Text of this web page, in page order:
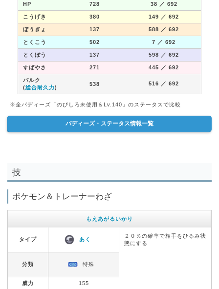
HP 728 38 ／ 692
こうげき 380 149 ／ 692
ぼうぎょ 137 588 ／ 692
とくこう 502 7 ／ 692
とくぼう 137 598 ／ 692
すばやさ 271 445 ／ 692
バルク
(総合耐久力)
538 516 ／ 692
※全バディーズ「のびしろ未使用＆Lv.140」のステータスで比較
バディーズ・ステータス情報一覧
技
ポケモン＆トレーナーわざ
もえあがるいかり
タイプ あく
２０％の確率で相手をひるみ状
態にする
分類 特殊
威力 155